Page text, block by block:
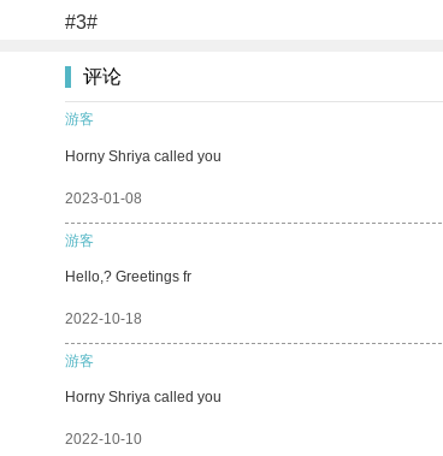
#3#
评论
游客
Horny Shriya called you
2023-01-08
游客
Hello,? Greetings fr
2022-10-18
游客
Horny Shriya called you
2022-10-10